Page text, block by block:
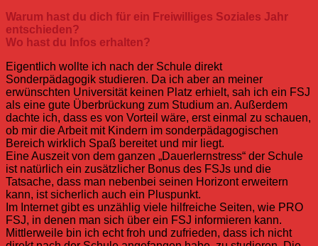
Warum hast du dich für ein Freiwilliges Soziales Jahr
entschieden?
Wo hast du Infos erhalten?
Eigentlich wollte ich nach der Schule direkt
Sonderpädagogik studieren. Da ich aber an meiner
erwünschten Universität keinen Platz erhielt, sah ich ein FSJ
als eine gute Überbrückung zum Studium an. Außerdem
dachte ich, dass es von Vorteil wäre, erst einmal zu schauen,
ob mir die Arbeit mit Kindern im sonderpädagogischen
Bereich wirklich Spaß bereitet und mir liegt.
Eine Auszeit von dem ganzen „Dauerlernstress“ der Schule
ist natürlich ein zusätzlicher Bonus des FSJs und die
Tatsache, dass man nebenbei seinen Horizont erweitern
kann, ist sicherlich auch ein Pluspunkt.
Im Internet gibt es unzählig viele hilfreiche Seiten, wie PRO
FSJ, in denen man sich über ein FSJ informieren kann.
Mittlerweile bin ich echt froh und zufrieden, dass ich nicht